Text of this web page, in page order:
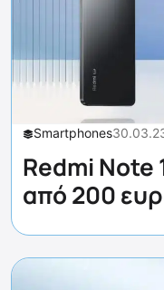
Smartphones
Redmi Note
από 200